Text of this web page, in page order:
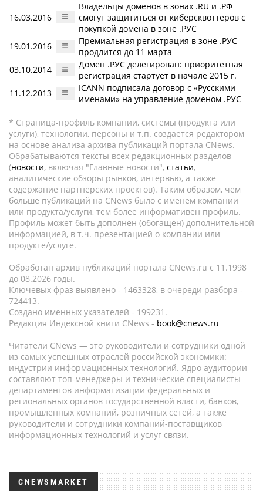
16.03.2016
Владельцы доменов в зонах .RU и .РФ
смогут защититься от киберсквоттеров с
покупкой домена в зоне .РУС
19.01.2016
Премиальная регистрация в зоне .РУС
продлится до 11 марта
03.10.2014
Домен .РУС делегирован: приоритетная
регистрация стартует в начале 2015 г.
11.12.2013
ICANN подписала договор с «Русскими
именами» на управление доменом .РУС
* Страница-профиль компании, системы (продукта или
услуги), технологии, персоны и т.п. создается редактором
на основе анализа архива публикаций портала CNews.
Обрабатываются тексты всех редакционных разделов
(новости, включая "Главные новости", статьи,
аналитические обзоры рынков, интервью, а также
содержание партнёрских проектов). Таким образом, чем
больше публикаций на CNews было с именем компании
или продукта/услуги, тем более информативен профиль.
Профиль может быть дополнен (обогащен) дополнительной
информацией, в т.ч. презентацией о компании или
продукте/услуге.
Обработан архив публикаций портала CNews.ru c 11.1998
до 08.2026 годы.
Ключевых фраз выявлено - 1463328, в очереди разбора -
724413.
Создано именных указателей - 199231.
Редакция Индексной книги CNews - book@cnews.ru
Читатели CNews — это руководители и сотрудники одной
из самых успешных отраслей российской экономики:
индустрии информационных технологий. Ядро аудитории
составляют топ-менеджеры и технические специалисты
департаментов информатизации федеральных и
региональных органов государственной власти, банков,
промышленных компаний, розничных сетей, а также
руководители и сотрудники компаний-поставщиков
информационных технологий и услуг связи.
CNEWSMARKET